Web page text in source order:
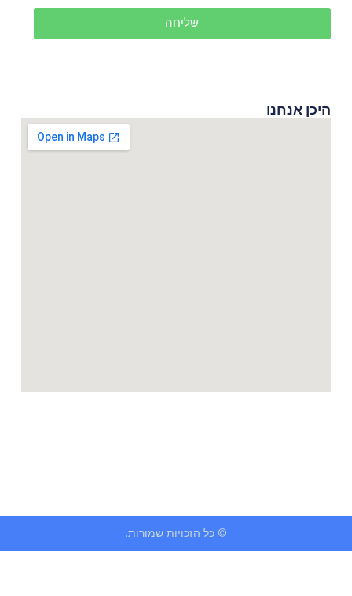
שליחה
היכן אנחנו
© כל הזכויות שמורות.